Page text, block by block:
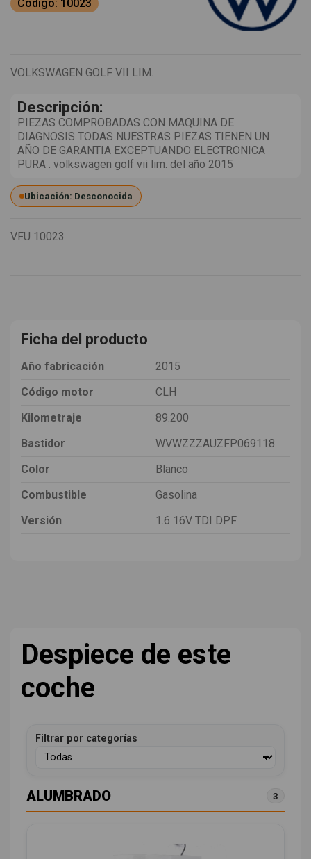
Codigo: 10023
VOLKSWAGEN GOLF VII LIM.
Descripción:
PIEZAS COMPROBADAS CON MAQUINA DE
DIAGNOSIS TODAS NUESTRAS PIEZAS TIENEN UN
AÑO DE GARANTIA EXCEPTUANDO ELECTRONICA
PURA . volkswagen golf vii lim. del año 2015
Ubicación: Desconocida
VFU 10023
Ficha del producto
Año fabricación
2015
Código motor
CLH
Kilometraje
89.200
Bastidor
WVWZZZAUZFP069118
Color
Blanco
Combustible
Gasolina
Versión
1.6 16V TDI DPF
Despiece de este
coche
Filtrar por categorías
ALUMBRADO 3